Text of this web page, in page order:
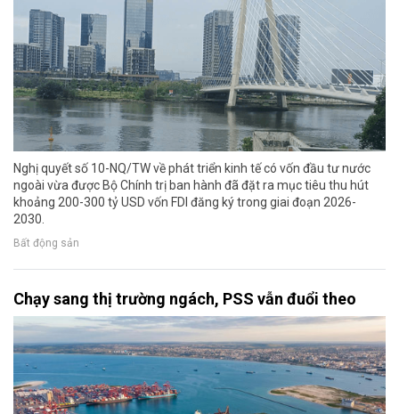
Nghị quyết số 10-NQ/TW về phát triển kinh tế có vốn đầu tư nước
ngoài vừa được Bộ Chính trị ban hành đã đặt ra mục tiêu thu hút
khoảng 200-300 tỷ USD vốn FDI đăng ký trong giai đoạn 2026-
2030.
Bất động sản
Chạy sang thị trường ngách, PSS vẫn đuổi theo